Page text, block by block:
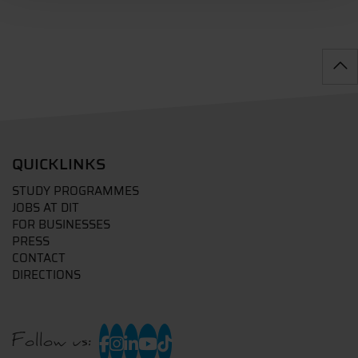
QUICKLINKS
STUDY PROGRAMMES
JOBS AT DIT
FOR BUSINESSES
PRESS
CONTACT
DIRECTIONS
Follow us: